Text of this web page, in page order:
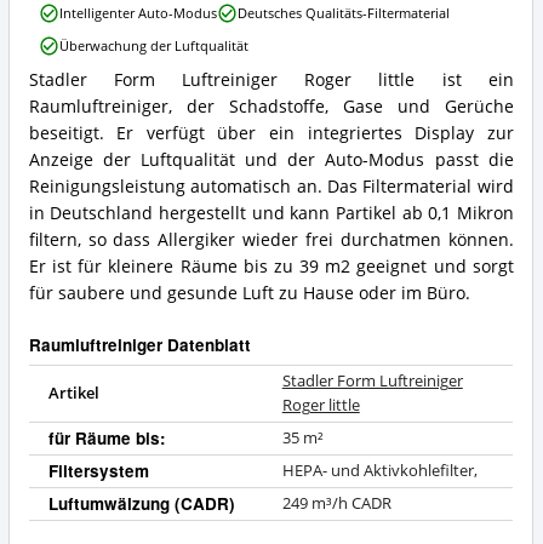
Stadler
Form
Luftreiniger
Roger
little
Zusammenfassung:
Was
bietet
dieser
Raumluftreiniger?
Stadler Form Luftreiniger Roger little ist ein
Raumluftreiniger, der Schadstoffe, Gase und Gerüche
beseitigt. Er verfügt über ein integriertes Display zur
Anzeige der Luftqualität und der Auto-Modus passt die
Reinigungsleistung automatisch an. Das Filtermaterial wird
in Deutschland hergestellt und kann Partikel ab 0,1 Mikron
filtern, so dass Allergiker wieder frei durchatmen können.
Er ist für kleinere Räume bis zu 39 m2 geeignet und sorgt
für saubere und gesunde Luft zu Hause oder im Büro.
Raumluftreiniger Datenblatt
Artikel
Stadler Form Luftreiniger
Roger little
für Räume bis: 35 m²
Filtersystem HEPA- und Aktivkohlefilter,
Luftumwälzung (CADR) 249 m³/h CADR
Luftreiniger
Roger
little
Vorteile:
Was
spricht
für
diesen
Raumluftreiniger?
Intelligenter Auto-Modus
Deutsches Qualitäts-Filtermaterial
Überwachung der Luftqualität